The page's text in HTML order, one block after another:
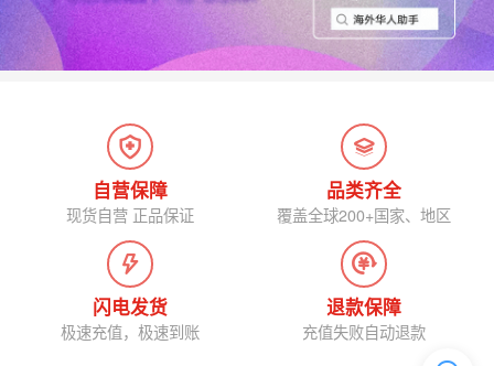
自营保障
现货自营 正品保证
品类齐全
覆盖全球200+国家、地区
闪电发货
极速充值，极速到账
退款保障
充值失败自动退款